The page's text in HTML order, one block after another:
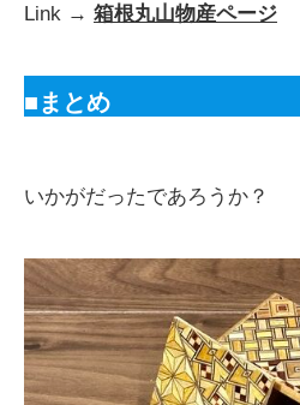
Link → 箱根丸山物産ページ
■まとめ
いかがだったであろうか？